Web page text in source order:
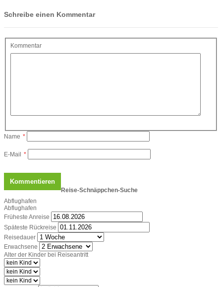
Schreibe einen Kommentar
Kommentar
Name *
E-Mail *
Reise-Schnäppchen-Suche
Abflughafen
Abflughafen
Früheste Anreise
Späteste Rückreise
Reisedauer
Erwachsene
Alter der Kinder bei Reiseantritt